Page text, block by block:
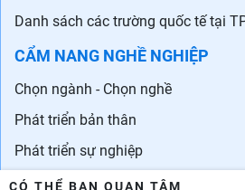
Danh sách các trường quốc tế tại
CẨM NANG NGHỀ NGHIỆP
Chọn ngành - Chọn nghề
Phát triển bản thân
Phát triển sự nghiệp
Tuyển dụng
CÓ THỂ BẠN QUAN TÂM